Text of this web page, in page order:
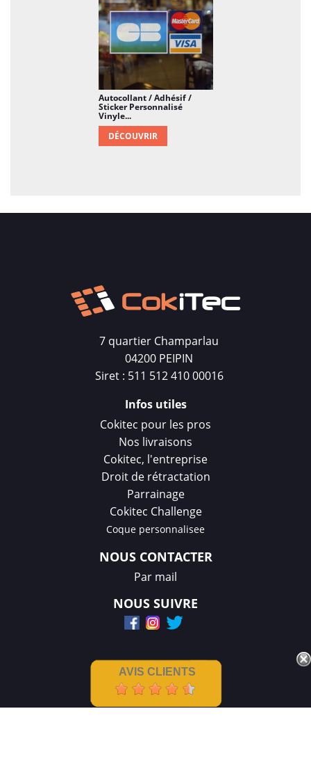
Autocollant / Adhésif /
Sticker Personnalisé
Vinyle...
DÉCOUVRIR
7 quartier Champarlau
04200 PEIPIN
Siret : 511 512 410 00016
Infos utiles
Cokitec pour les pros
Nos livraisons
Cokitec, l'entreprise
Droit de rétractation
Parrainage
Cokitec Challenge
Coque personnalisee
NOUS CONTACTER
Par mail
NOUS SUIVRE
AVIS CLIENTS